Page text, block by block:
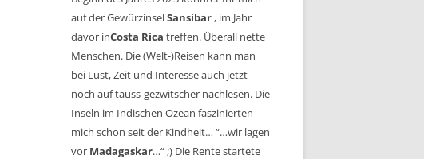
auf der GewürzinselSansibar , im Jahr
davor inCosta Rica treffen. Überall nette
Menschen. Die (Welt-)Reisen kann man
bei Lust, Zeit und Interesse auch jetzt
noch auf tauss-gezwitscher nachlesen. Die
Inseln im Indischen Ozean faszinierten
mich schon seit der Kindheit… “…wir lagen
vor Madagaskar…“ ;) Die Rente startete